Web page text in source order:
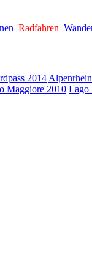
Radfahren
2014
Maggiore 2010 Lago